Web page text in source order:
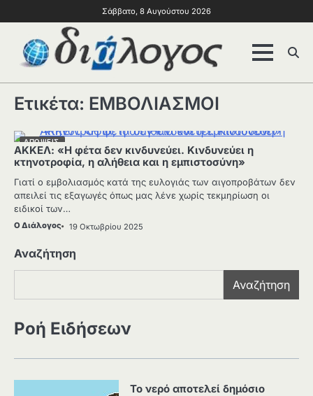
Σάββατο, 8 Αυγούστου 2026
Ετικέτα: ΕΜΒΟΛΙΑΣΜΟΙ
ΑΠΟΨΕΙΣ
ΑΚΚΕΛ: «Η φέτα δεν κινδυνεύει. Κινδυνεύει η
κτηνοτροφία, η αλήθεια και η εμπιστοσύνη»
Γιατί ο εμβολιασμός κατά της ευλογιάς των αιγοπροβάτων δεν
απειλεί τις εξαγωγές όπως μας λένε χωρίς τεκμηρίωση οι
ειδικοί των…
Ο Διάλογος 19 Οκτωβρίου 2025
Αναζήτηση
Αναζήτηση
Ροή Ειδήσεων
Το νερό αποτελεί δημόσιο